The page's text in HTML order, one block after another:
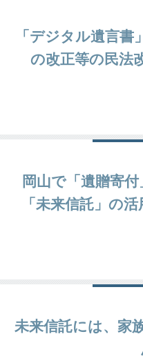
「デジタル遺言
の改正等の民法
岡山で「遺贈寄付
「未来信託」の
未来信託には、家